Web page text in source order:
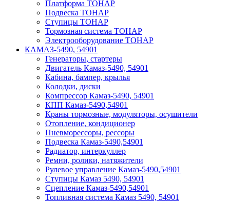
Платформа ТОНАР
Подвеска ТОНАР
Ступицы ТОНАР
Тормозная система ТОНАР
Электрооборудование ТОНАР
КАМАЗ-5490, 54901
Генераторы, стартеры
Двигатель Камаз-5490, 54901
Кабина, бампер, крылья
Колодки, диски
Компрессор Камаз-5490, 54901
КПП Камаз-5490,54901
Краны тормозные, модуляторы, осушители
Отопление, кондиционер
Пневморессоры, рессоры
Подвеска Камаз-5490,54901
Радиатор, интеркуллер
Ремни, ролики, натяжители
Рулевое управление Камаз-5490,54901
Ступицы Камаз 5490, 54901
Сцепление Камаз-5490,54901
Топливная система Камаз 5490, 54901